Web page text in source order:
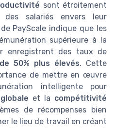
sont étroitement
salariés envers leur
PayScale indique que les
supérieure à la
enregistrent des taux de
50% plus élevés. Cette
de mettre en œuvre
intelligente pour
et la compétitivité
de récompenses bien
le lieu de travail en créant